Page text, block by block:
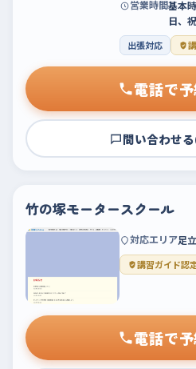
営業時間基本
日、
出張対応
電話で
問い合わせる
竹の塚モータースクール
対応エリア足
講習ガイド認
電話で